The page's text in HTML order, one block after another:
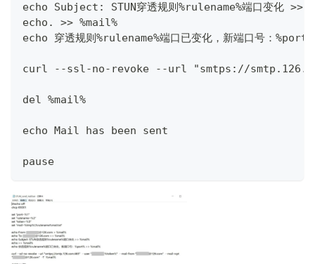
echo Subject: STUN穿透规则%rulename%端口变化 >>
echo. >> %mail%
echo 穿透规则%rulename%端口已变化，新端口号：
curl --ssl-no-revoke --url "smtps://
del %mail%
echo Mail has been sent
pause